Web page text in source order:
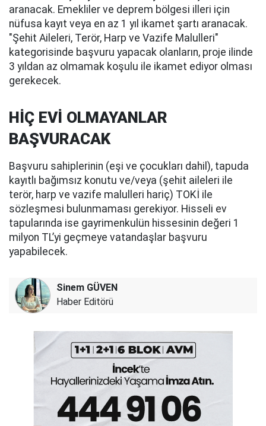
aranacak. Emekliler ve deprem bölgesi illeri için
nüfusa kayıt veya en az 1 yıl ikamet şartı aranacak.
"Şehit Aileleri, Terör, Harp ve Vazife Malulleri"
kategorisinde başvuru yapacak olanların, proje ilinde
3 yıldan az olmamak koşulu ile ikamet ediyor olması
gerekecek.
HİÇ EVİ OLMAYANLAR
BAŞVURACAK
Başvuru sahiplerinin (eşi ve çocukları dahil), tapuda
kayıtlı bağımsız konutu ve/veya (şehit aileleri ile
terör, harp ve vazife malulleri hariç) TOKİ ile
sözleşmesi bulunmaması gerekiyor. Hisseli ev
tapularında ise gayrimenkulün hissesinin değeri 1
milyon TL’yi geçmeye vatandaşlar başvuru
yapabilecek.
Sinem GÜVEN
Haber Editörü